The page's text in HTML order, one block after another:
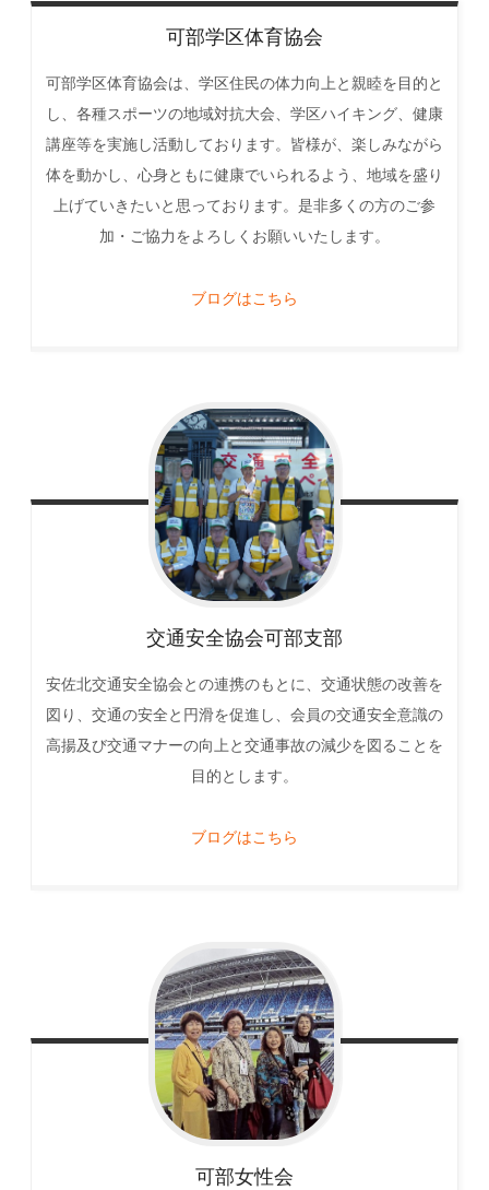
可部学区体育協会
可部学区体育協会は、学区住民の体力向上と親睦を目的と
し、各種スポーツの地域対抗大会、学区ハイキング、健康
講座等を実施し活動しております。皆様が、楽しみながら
体を動かし、心身ともに健康でいられるよう、地域を盛り
上げていきたいと思っております。是非多くの方のご参
加・ご協力をよろしくお願いいたします。
ブログはこちら
交通安全協会可部支部
安佐北交通安全協会との連携のもとに、交通状態の改善を
図り、交通の安全と円滑を促進し、会員の交通安全意識の
高揚及び交通マナーの向上と交通事故の減少を図ることを
目的とします。
ブログはこちら
可部女性会